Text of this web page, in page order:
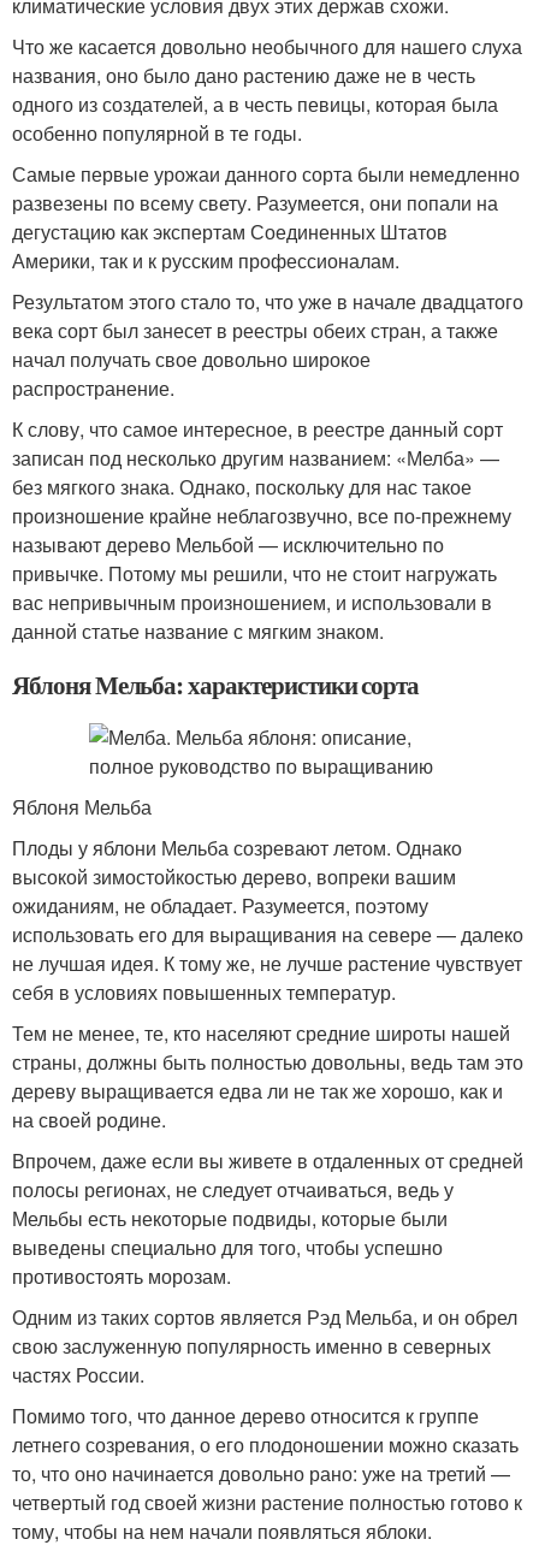
Что же касается довольно необычного для нашего слуха
названия, оно было дано растению даже не в честь
одного из создателей, а в честь певицы, которая была
особенно популярной в те годы.
Самые первые урожаи данного сорта были немедленно
развезены по всему свету. Разумеется, они попали на
дегустацию как экспертам Соединенных Штатов
Америки, так и к русским профессионалам.
Результатом этого стало то, что уже в начале двадцатого
века сорт был занесет в реестры обеих стран, а также
начал получать свое довольно широкое
распространение.
К слову, что самое интересное, в реестре данный сорт
записан под несколько другим названием: «Мелба» —
без мягкого знака. Однако, поскольку для нас такое
произношение крайне неблагозвучно, все по-прежнему
называют дерево Мельбой — исключительно по
привычке. Потому мы решили, что не стоит нагружать
вас непривычным произношением, и использовали в
данной статье название с мягким знаком.
Яблоня Мельба: характеристики сорта
Яблоня Мельба
Плоды у яблони Мельба созревают летом. Однако
высокой зимостойкостью дерево, вопреки вашим
ожиданиям, не обладает. Разумеется, поэтому
использовать его для выращивания на севере — далеко
не лучшая идея. К тому же, не лучше растение чувствует
себя в условиях повышенных температур.
Тем не менее, те, кто населяют средние широты нашей
страны, должны быть полностью довольны, ведь там это
дереву выращивается едва ли не так же хорошо, как и
на своей родине.
Впрочем, даже если вы живете в отдаленных от средней
полосы регионах, не следует отчаиваться, ведь у
Мельбы есть некоторые подвиды, которые были
выведены специально для того, чтобы успешно
противостоять морозам.
Одним из таких сортов является Рэд Мельба, и он обрел
свою заслуженную популярность именно в северных
частях России.
Помимо того, что данное дерево относится к группе
летнего созревания, о его плодоношении можно сказать
то, что оно начинается довольно рано: уже на третий —
четвертый год своей жизни растение полностью готово к
тому, чтобы на нем начали появляться яблоки.